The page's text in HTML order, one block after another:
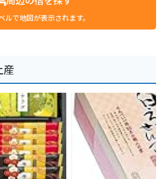
ルで地図が表示されます。
産